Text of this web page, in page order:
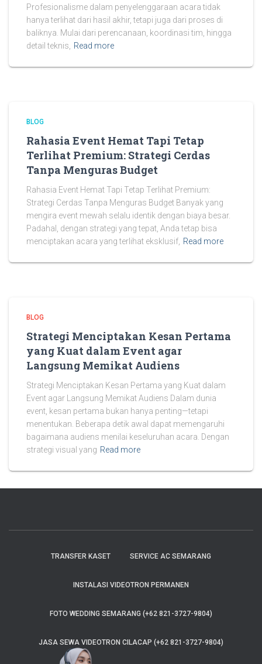
Profesionalisme dalam penyelenggaraan acara tidak
hanya terlihat dari hasil akhir, tetapi juga dari proses di
baliknya. Mulai dari perencanaan, koordinasi tim, hingga
detail teknis, Read more
BLOG
Rahasia Event Hemat Tapi Tetap
Terlihat Premium: Strategi Cerdas
Tanpa Menguras Budget
Rahasia Event Hemat Tapi Tetap Terlihat Premium:
Strategi Cerdas Tanpa Menguras Budget Banyak yang
mengira event mewah selalu identik dengan biaya besar.
Padahal, dengan strategi yang tepat, Anda tetap bisa
menciptakan acara yang terlihat eksklusif, Read more
BLOG
Strategi Menciptakan Kesan Pertama
yang Kuat dalam Event agar
Langsung Memikat Audiens
Strategi Menciptakan Kesan Pertama yang Kuat dalam
Event agar Langsung Memikat Audiens Dalam dunia
event, kesan pertama bukan hanya penting—tetapi
menentukan. Beberapa detik awal dapat memengaruhi
bagaimana audiens menilai keseluruhan acara. Dengan
strategi visual yang Read more
TRANSFER KASET SERVICE AC SEMARANG
INSTALASI VIDEOTRON PERMANEN
FOTO WEDDING SEMARANG (+62 821-3727-9804)
JASA SEWA VIDEOTRON CILACAP (+62 821-3727-9804)